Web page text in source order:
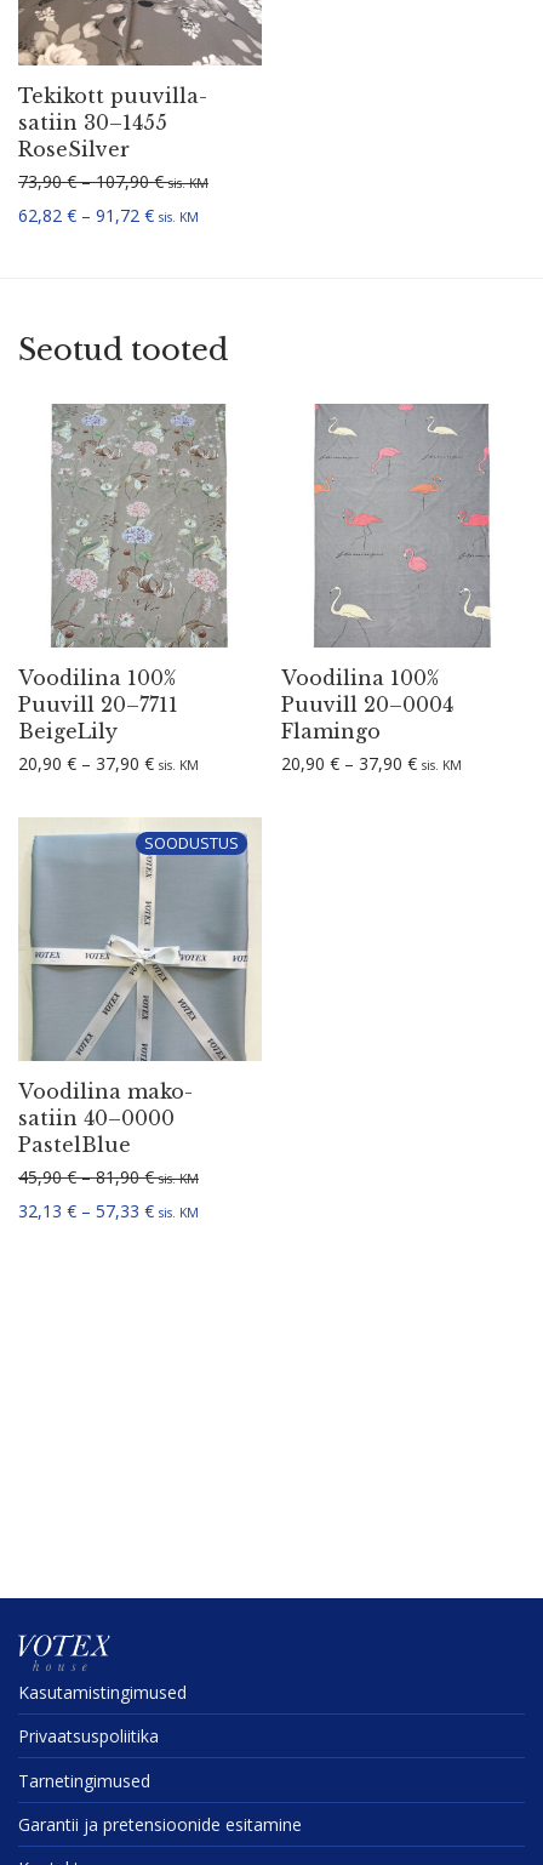
Tekikott puuvil­la­
satiin 30–1455
RoseSilver
73,90€ – 107,90€Hinnavahemik: 73,90 € kuni 107,90 €
sis. KM
62,82 € – 91,72 €Hinnavahemik: 62,82 € kuni 91,72 €
sis. KM
Seotud tooted
Voodilina 100%
Puuvill 20–7711
BeigeLily
20,90 € – 37,90 €Hinnavahemik: 20,90 € kuni 37,90 €
sis. KM
Voodilina 100%
Puuvill 20–0004
Flamingo
20,90 € – 37,90 €Hinnavahemik:
sis. KM
SOODUSTUS
Voodilina mako-
satiin 40–0000
PastelBlue
45,90€ – 81,90€Hinnavahemik: 45,90 € kuni 81,90 €
sis. KM
32,13 € – 57,33 €Hinnavahemik: 32,13 € kuni 57,33 €
sis. KM
Kasuta­mis­tin­gi­mused
Privaat­sus­po­liitika
Tarne­tin­gi­mused
Garantii ja preten­sioonide esitamine